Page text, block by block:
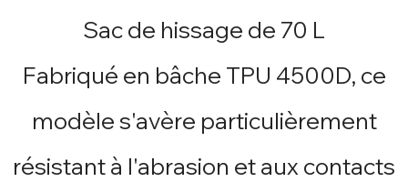
Sac de hissage de 70 L
Fabriqué en bâche TPU 4500D, ce
modèle s'avère particulièrement
résistant à l'abrasion et aux contacts